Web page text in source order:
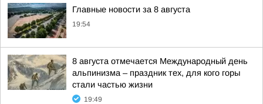
Главные новости за 8 августа
19:54
8 августа отмечается Международный день
альпинизма – праздник тех, для кого горы
стали частью жизни
19:49